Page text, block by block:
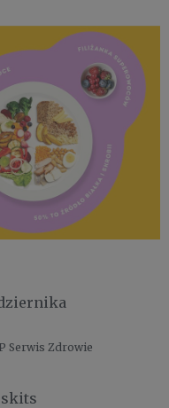
Serwis Zdrowie